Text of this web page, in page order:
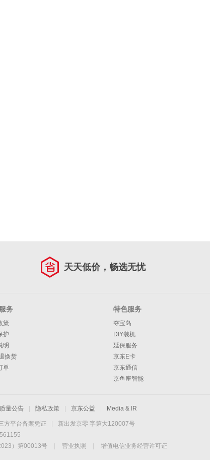
天天低价，畅选无忧
务
策
护
明
换货
单
特色服务
夺宝岛
DIY装机
延保服务
京东E卡
京东通信
京鱼座智能
质量公告 隐私政策 京东公益 Media & IR
方平台备案凭证
新出发京零 字第大120007号
）第00013号 营业执照
增值电信业务经营许可证